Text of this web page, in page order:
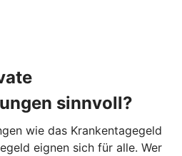
sinnvoll?
wie das Krankentagegeld
eignen sich für alle. Wer